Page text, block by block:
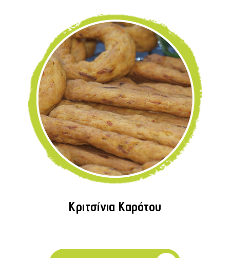
Κριτσίνια Καρότου